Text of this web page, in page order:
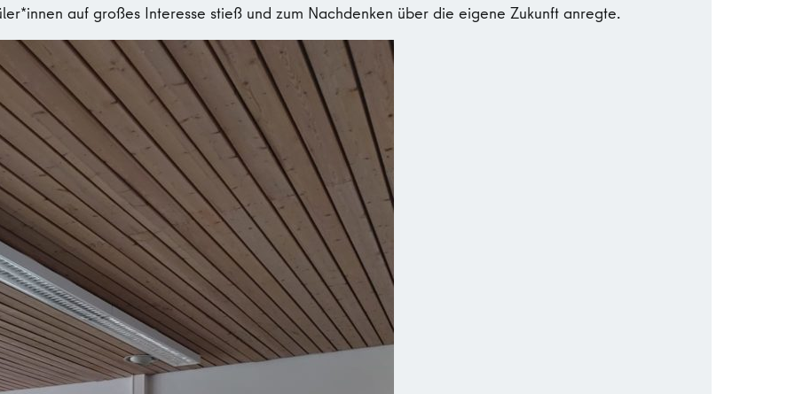
auf großes Interesse stieß und zum Nachdenken über die eigene Zukunft anregte.